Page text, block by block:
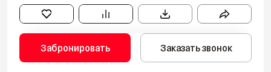
Забронировать Заказать звонок